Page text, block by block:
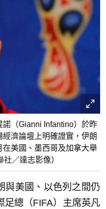
（Gianni Infantino）於昨
濟論壇上明確證實，伊朗
在美國、墨西哥及加拿大舉
／達志影像）
與美國、以色列之間仍
足總（FIFA）主席英凡